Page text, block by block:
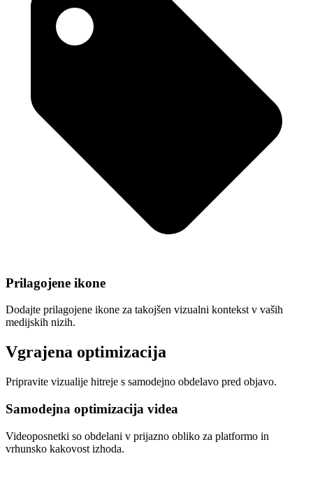
Prilagojene ikone
Dodajte prilagojene ikone za takojšen vizualni kontekst v vaših
medijskih nizih.
Vgrajena optimizacija
Pripravite vizualije hitreje s samodejno obdelavo pred objavo.
Samodejna optimizacija videa
Videoposnetki so obdelani v prijazno obliko za platformo in
vrhunsko kakovost izhoda.